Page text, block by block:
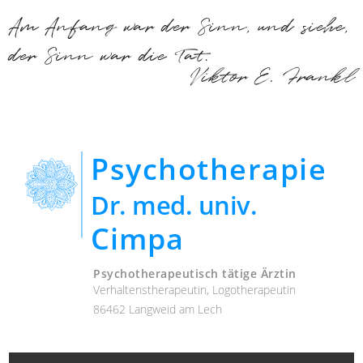
Am Anfang war der Sinn, und siehe,
der Sinn war die Tat.
Viktor E. Frankl
Psychotherapie
Dr. med. univ.
Cimpa
Psychotherapeutisch tätige Ärztin
Verhaltenstherapeutin, Logotherapeutin
86462 Langweid am Lech